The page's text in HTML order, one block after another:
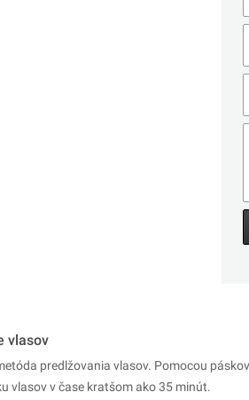
vlasov
predlžovania vlasov. Pomocou
vlasov v čase kratšom ako 35 minút.